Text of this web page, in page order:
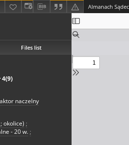
Almanach
Files list
4(9)
naczelny
okolice) ;
- 20 w. ;